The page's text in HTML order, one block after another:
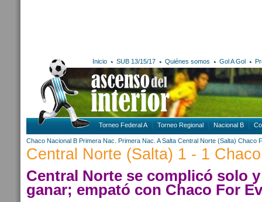
Inicio SUB 13/15/17 Quiénes somos Gol A Gol
Torneo Federal A Torneo Regional Nacional B
Chaco Nacional B Primera Nac. Primera Nac. A Salta Central Norte (Salta) Chaco
Central Norte (Salta) 1 - 1
Central Norte se complicó solo
ganar; empató con Chaco For